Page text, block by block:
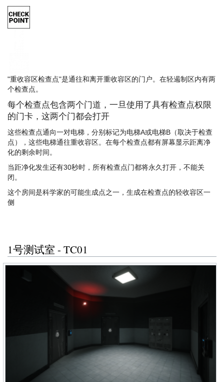
"重收容区检查点"是通往和离开重收容区的门户。在轻遏制区内有两
个检查点。
每个检查点包含两个门道，一旦使用了具有检查点权限
的门卡，这两个门都会打开
这些检查点通向一对电梯，分别标记为电梯A或电梯B（取决于检查
点），这些电梯通往重收容区。在每个检查点都有屏幕显示距离净
化的剩余时间。
当距净化发生还有30秒时，所有检查点门都将永久打开，不能关
闭。
这个房间是科学家的可能生成点之一，生成在检查点的轻收容区一
侧
1号测试室 - TC01